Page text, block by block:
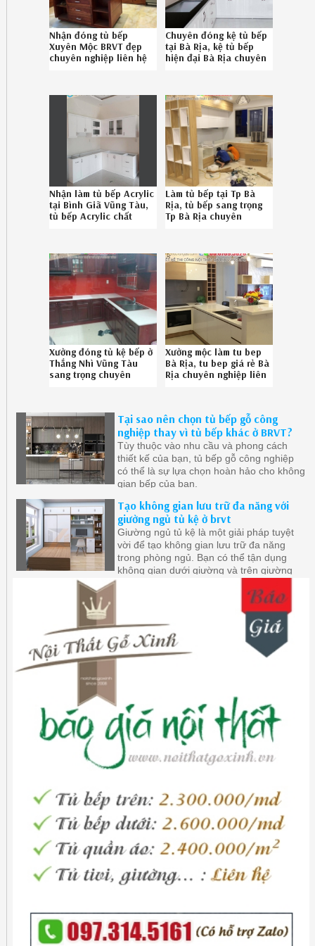
Nhận đóng tủ bếp
Xuyên Mộc BRVT đẹp
chuyên nghiệp liên hệ
Chuyên đóng kệ tủ bếp
tại Bà Rịa, kệ tủ bếp
hiện đại Bà Rịa chuyên
Nhận làm tủ bếp Acrylic
tại Bình Giã Vũng Tàu,
tủ bếp Acrylic chất
Làm tủ bếp tại Tp Bà
Rịa, tủ bếp sang trọng
Tp Bà Rịa chuyên
Xưởng đóng tủ kệ bếp ở
Thắng Nhì Vũng Tàu
sang trọng chuyên
Xưởng mộc làm tu bep
Bà Rịa, tu bep giá rẻ Bà
Rịa chuyên nghiệp liên
Tại sao nên chọn tủ bếp gỗ công
nghiệp thay vì tủ bếp khác ở BRVT?
Tùy thuộc vào nhu cầu và phong cách
thiết kế của bạn, tủ bếp gỗ công nghiệp
có thể là sự lựa chọn hoàn hảo cho không
gian bếp của bạn.
Tạo không gian lưu trữ đa năng với
giường ngủ tủ kệ ở brvt
Giường ngủ tủ kệ là một giải pháp tuyệt
vời để tạo không gian lưu trữ đa năng
trong phòng ngủ. Bạn có thể tận dụng
không gian dưới giường và trên giường